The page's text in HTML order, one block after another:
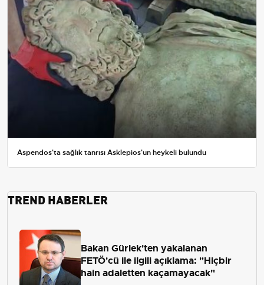
Aspendos'ta sağlık tanrısı Asklepios'un heykeli bulundu
TREND HABERLER
Bakan Gürlek'ten yakalanan
FETÖ'cü ile ilgili açıklama: "Hiçbir
hain adaletten kaçamayacak"